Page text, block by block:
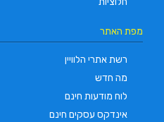
מפת האתר
רשת אתרי הלוויין
מה חדש
לוח מודעות חינם
אינדקס עסקים חינם